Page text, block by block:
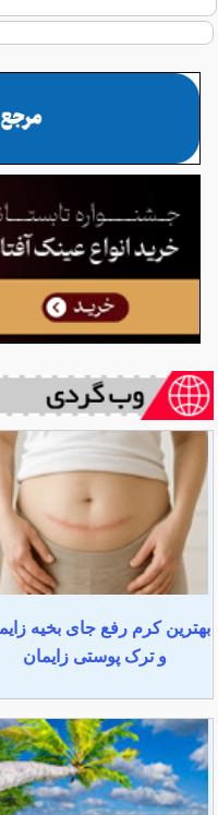
بهترین کرم رفع جای بخیه
و ترک پوستی زایمان